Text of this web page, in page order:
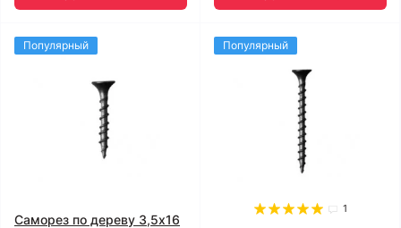
Популярный
Саморез по дереву 3,5x16
Популярный
1